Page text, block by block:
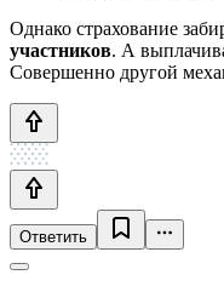
Однако страхование
участников. А
Совершенно другой
Ответить